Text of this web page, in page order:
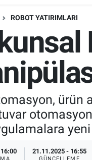
ROBOT YATIRIMLARI
ürün
21.11.2025 - 16:55